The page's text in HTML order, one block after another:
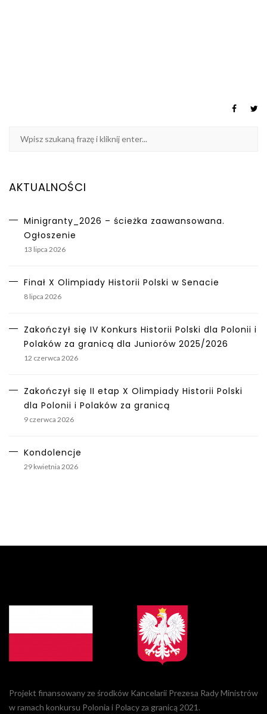
AKTUALNOŚCI
Minigranty_2026 – ścieżka zaawansowana.
Ogłoszenie
13 lipca 2026
Finał X Olimpiady Historii Polski w Senacie
8 lipca 2026
Zakończył się IV Konkurs Historii Polski dla Polonii i
Polaków za granicą dla Juniorów 2025/2026
12 czerwca 2026
Zakończył się II etap X Olimpiady Historii Polski
dla Polonii i Polaków za granicą
9 czerwca 2026
Kondolencje
29 kwietnia 2026
Projekt finansowany ze środków Kancelarii Prezesa Rady Ministrów
w ramach konkursu Polonia i Polacy za granicą 2021.